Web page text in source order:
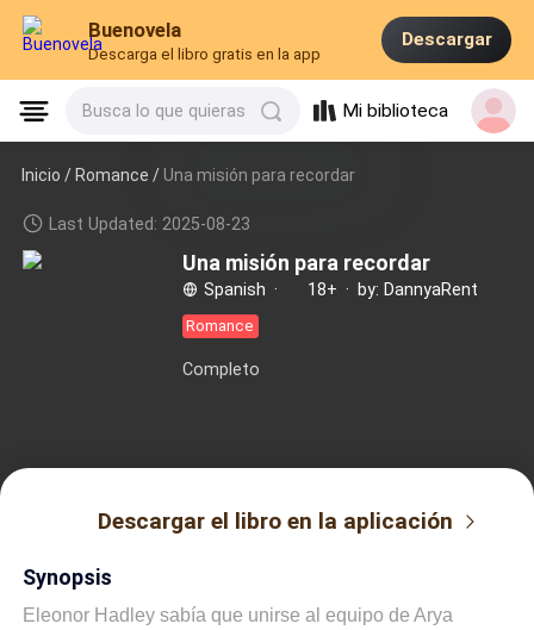
Buenovela
Descarga el libro gratis en la app
Descargar
Busca lo que quieras Mi biblioteca
Inicio /Romance / Una misión para recordar
Last Updated: 2025-08-23
Una misión para recordar
Spanish · 18+ · by: DannyaRent
Romance
Completo
Descargar el libro en la aplicación
Synopsis
Eleonor Hadley sabía que unirse al equipo de Arya